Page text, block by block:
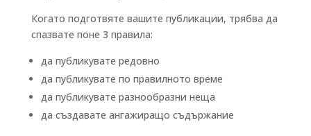
Когато подготвяте вашите публикации, трябва да
спазвате поне 3 правила:
да публикувате редовно
да публикувате по правилното време
да публикувате разнообразни неща
да създавате ангажиращо съдържание